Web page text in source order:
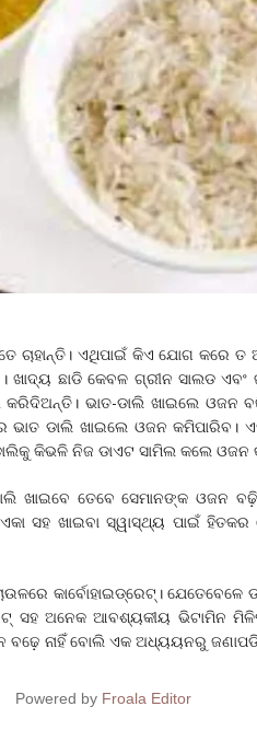
ଚାହାନ୍ତି। ଏଥିପାଇଁ କିଏ ଯୋଗ କରେ
ଛାଡି କେବଳ ଗ୍ରୀନ ସାଲଡ
ଭାତ-ଡାଲି ଖାଇଲେ ଓଜନ
ଡାଲି ଖାଇଲେ ଓଜନ କମିପାରିବ।
କିଭଳି ନିଜ ଡାଏଟ ସାମିଲ କଲେ ଓଜନ
ଖାଇବେ ତେବେ ସେମାନଙ୍କ ଓଜନ
ସହ ଖାଇବା ସ୍ୱାସ୍ଥ୍ୟ ପାଇଁ ହିତକର
କାର୍ବୋହାଇଡ୍ରେଟ୍‌। ଯେତେବେଳେ
ସହ ଅନେକ ଆବଶ୍ୟକୀୟ ଭିଟାମିନ
ବଢ଼େ ନାହିଁ ବୋଲି ଏକ ଅଧ୍ୟୟନରୁ
Powered by Froala Editor